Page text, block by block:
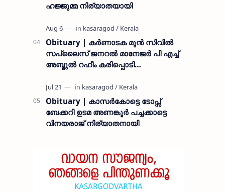
ഹജ്ജുമ്മ നിര്യാതയായി
Obituary | കർണാടക മുൻ സിവില്‍
സപ്ലൈസ് ജനറൽ മാനേജർ പി എച്ച്
അബ്ദുൽ റഹീം കരിപ്പൊടി
Obituary | കാസർകോട്ടെ ടോപ്സ്
ബേക്കറി ഉടമ അണങ്കൂർ പച്ചക്കാട്ടെ
വിനയരാജ് നിര്യാതനായി